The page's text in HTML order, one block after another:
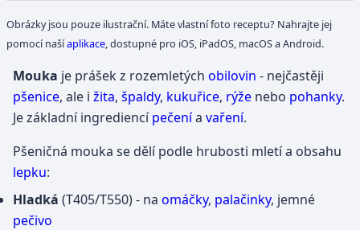
Obrázky jsou pouze ilustrační. Máte vlastní foto receptu? Nahrajte jej
pomocí našíaplikace , dostupné pro iOS, iPadOS, macOS a Android.
Mouka je prášek z rozemletých obilovin - nejčastěji
pšenice, ale i žita, špaldy, kukuřice, rýže nebo pohanky.
Je základní ingrediencípečenía vaření.
Pšeničná mouka se dělí podle hrubosti mletí a obsahu
lepku:
Hladká (T405/T550) - na omáčky, palačinky, jemné
pečivo